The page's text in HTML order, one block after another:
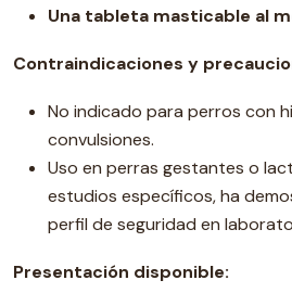
Una tableta masticable al
Contraindicaciones y
No indicado para perros con
convulsiones.
Uso en perras gestantes o
estudios específicos, ha
perfil de seguridad en
Presentación disponible: